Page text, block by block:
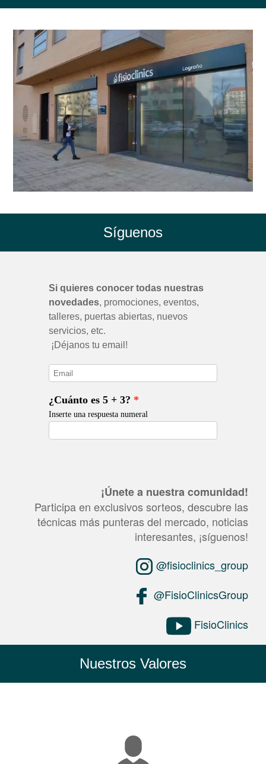
Síguenos
¡Únete a nuestra comunidad!
Participa en exclusivos sorteos, descubre las
técnicas más punteras del mercado, noticias
interesantes, ¡síguenos!
@fisioclinics_group
@FisioClinicsGroup
FisioClinics
Nuestros Valores